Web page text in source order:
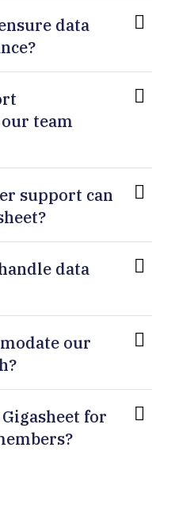
data
team
support can
data
our
for